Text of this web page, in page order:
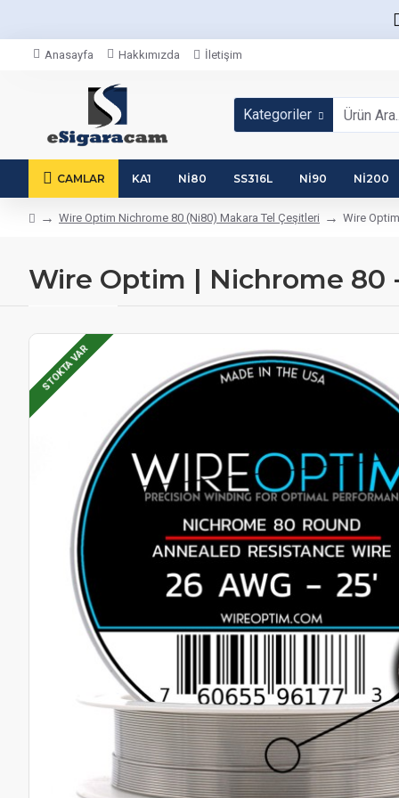
Anasayfa Hakkımızda İletişim
Kategoriler
CAMLAR KA1 NI80 SS316L NI90 NI200
Wire Optim Nichrome 80 (Ni80) Makara Tel Çeşitleri Wire
Wire Optim | Nichrome 80
STOKTA VAR